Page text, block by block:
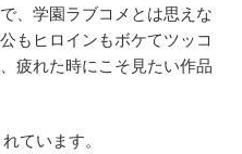
、学園ラブコメとは思えな
もヒロインもボケてツッコ
疲れた時にこそ見たい作品
ています。